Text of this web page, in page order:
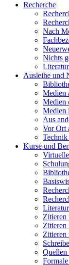
Recherche
Nach
Nichts
Ausleihe und
Medien
Medien
Medien
Aus
Vor Ort
Technik
Kurse und
Zitieren
Zitieren
Zitieren